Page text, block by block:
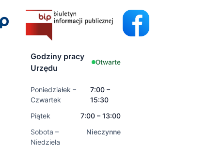
o świadczenia rodzinne oraz świadczenia z
Godziny pracy
Urzędu
Otwarte
Poniedziałek –
Czwartek
7:00 –
15:30
Piątek
7:00 – 13:00
Sobota –
Niedziela
Nieczynne